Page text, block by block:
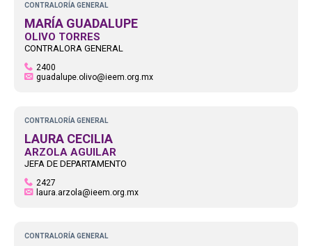
CONTRALORÍA GENERAL
MARÍA GUADALUPE
OLIVO TORRES
CONTRALORA GENERAL
2400
guadalupe.olivo@ieem.org.mx
CONTRALORÍA GENERAL
LAURA CECILIA
ARZOLA AGUILAR
JEFA DE DEPARTAMENTO
2427
laura.arzola@ieem.org.mx
CONTRALORÍA GENERAL